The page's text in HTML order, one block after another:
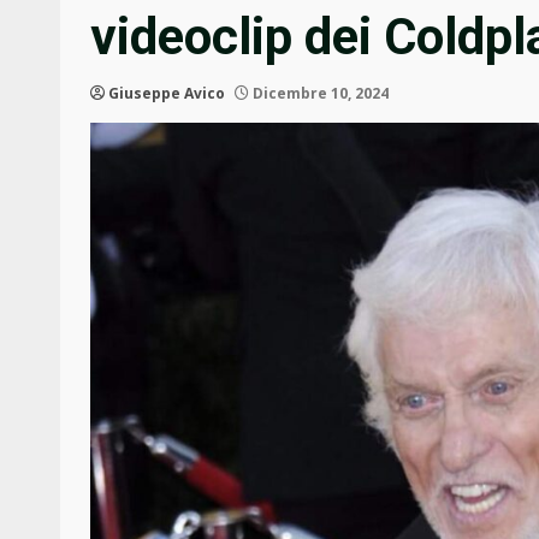
videoclip dei
Giuseppe Avico Dicembre 10, 2024